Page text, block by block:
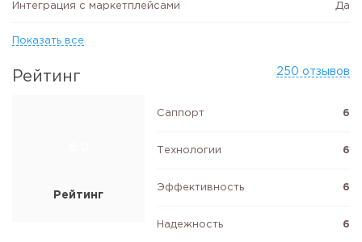
Интеграция с маркетплейсами Да
Показать все
Рейтинг 250 отзывов
Рейтинг
Саппорт 6
Технологии 6
Эффективность 6
Надежность 6